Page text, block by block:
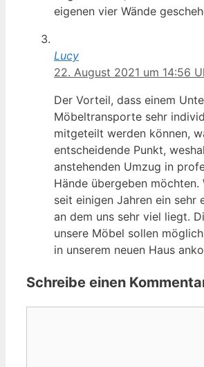
eigenen vier Wände
Lucy
22. August 2021 um 14:56
Der Vorteil, dass einem
Möbeltransporte sehr
mitgeteilt werden können,
entscheidende Punkt,
anstehenden Umzug in
Hände übergeben möchten.
seit einigen Jahren ein sehr
an dem uns sehr viel liegt.
unsere Möbel sollen
in unserem neuen Haus
Schreibe einen